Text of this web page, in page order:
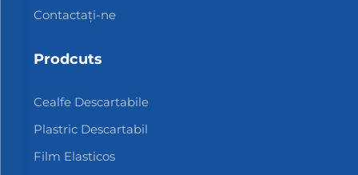
Contactați-ne
Prodcuts
Cealfe Descartabile
Plastric Descartabil
Film Elasticos